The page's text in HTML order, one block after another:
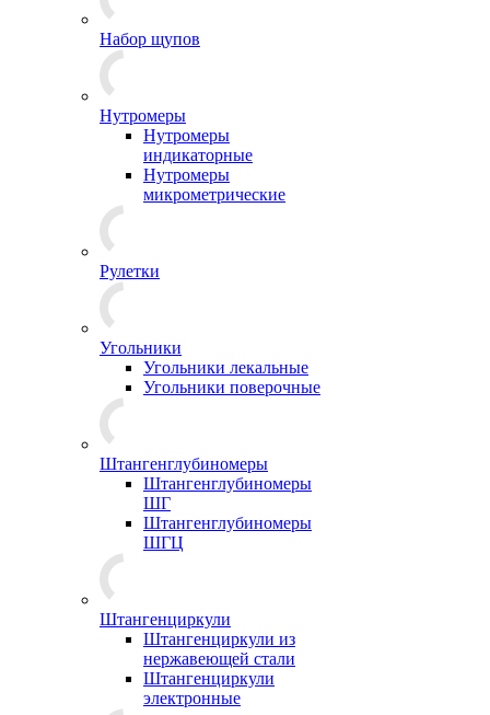
Набор щупов
Нутромеры
Нутромеры
индикаторные
Нутромеры
микрометрические
Рулетки
Угольники
Угольники лекальные
Угольники поверочные
Штангенглубиномеры
Штангенглубиномеры
ШГ
Штангенглубиномеры
ШГЦ
Штангенциркули
Штангенциркули из
нержавеющей стали
Штангенциркули
электронные